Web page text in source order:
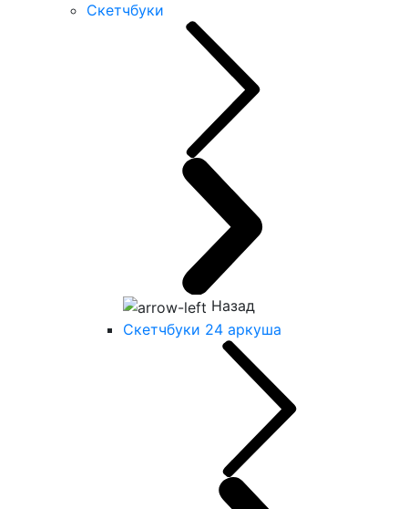
Скетчбуки
Назад
Скетчбуки 24 аркуша